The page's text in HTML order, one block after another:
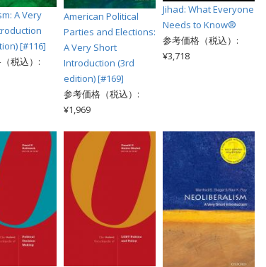
A Very
[#116]
税込）:
American Political
Parties and Elections:
A Very Short
Introduction (3rd
edition) [#169]
参考価格（税込）:
¥1,969
Jihad: What Everyone
Needs to Know®
参考価格（税込）:
¥3,718